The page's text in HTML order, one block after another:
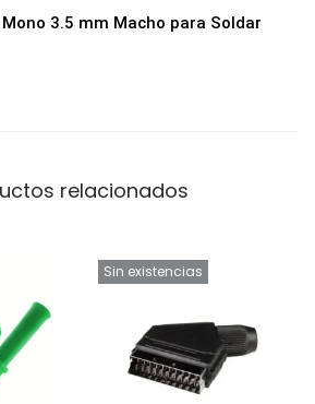
3.5 mm Macho para Soldar
relacionados
Sin existencias